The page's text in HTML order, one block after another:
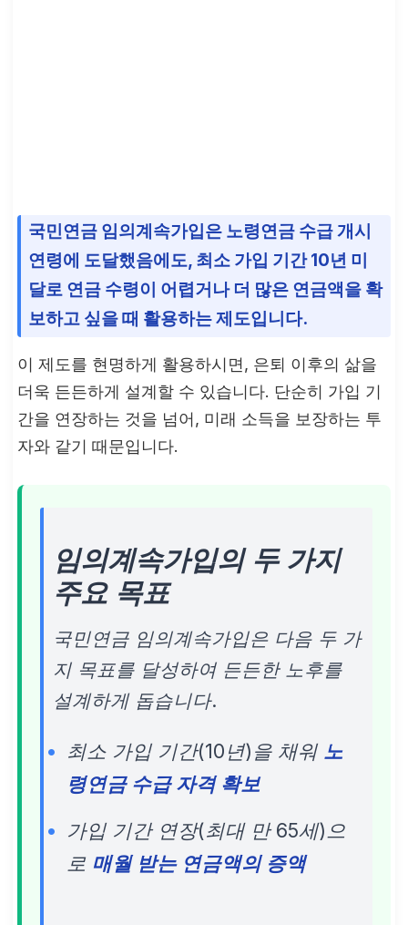
국민연금 임의계속가입은 노령연금 수급 개시
연령에 도달했음에도, 최소 가입 기간 10년 미
달로 연금 수령이 어렵거나 더 많은 연금액을 확
보하고 싶을 때 활용하는 제도입니다.
이 제도를 현명하게 활용하시면, 은퇴 이후의 삶을
더욱 든든하게 설계할 수 있습니다. 단순히 가입 기
간을 연장하는 것을 넘어, 미래 소득을 보장하는 투
자와 같기 때문입니다.
임의계속가입의 두 가지
주요 목표
국민연금 임의계속가입은 다음 두 가
지 목표를 달성하여 든든한 노후를
설계하게 돕습니다.
최소 가입 기간(10년)을 채워 노
령연금 수급 자격 확보
가입 기간 연장(최대 만 65세)으
로 매월 받는 연금액의 증액